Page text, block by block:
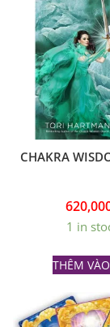
CHAKRA
1 in
THÊM